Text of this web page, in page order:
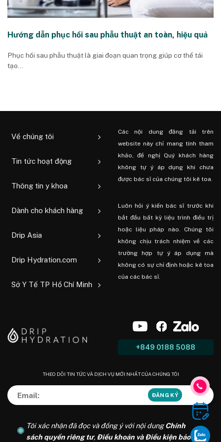
Hướng dẫn phục hồi sau phẫu thuật an toàn, hiệu quả
Phục hồi sau phẫu thuật là giai đoạn quan trọng giúp cơ thể tái
tạo...
Về chúng tôi
Tin tức hoạt động
Thông tin y khoa
Dành cho khách hàng
Drip Asia
Drip Hydration.com
Sở Y Tế TP Hồ Chí Minh
Các nội dung đăng tải trên
website này chỉ mang tính tham
khảo, đề nghị Quý khách hàng
không tự ý áp dụng khi chưa
được bác sĩ của chúng tôi kê toa.
Luôn hỏi ý kiến ​​bác sĩ trước khi
bắt đầu bất kỳ liệu trình điều trị
hoặc liệu pháp nào. Chúng tôi
không chịu trách nhiệm về các
trường hợp tự ý áp dụng mà
không có sự chỉ định hoặc kê toa
của các bác sĩ.
+849 0188 5088
THEO DÕI TIN TỨC VÀ DỊCH VỤ MỚI NHẤT CỦA CHÚNG TÔI
Tôi xác nhận đã đọc và đồng ý với nội dungChính
sách quyền riêng tư, Điều khoản và Điều kiện bảo